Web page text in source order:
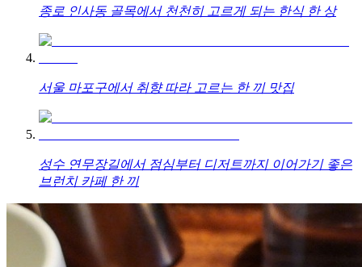
종로 인사동 골목에서 천천히 고르게 되는 한식 한 상
서울 마포구에서 취향 따라 고르는 한 끼 맛집
성수 연무장길에서 점심부터 디저트까지 이어가기 좋은
브런치 카페 한 끼